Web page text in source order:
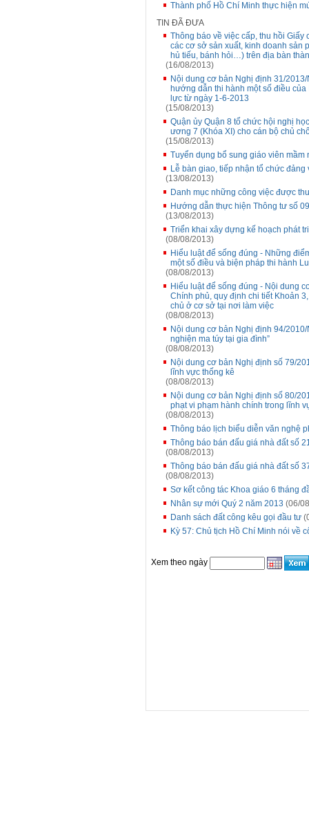
Thành phố Hồ Chí Minh thực hiện
TIN ĐÃ ĐƯA
Thông báo về việc cấp, thu hồi
các cơ sở sản xuất, kinh doanh sản
hủ tiếu, bánh hỏi…) trên địa bàn
(16/08/2013)
Nội dung cơ bản Nghị định 31/
hướng dẫn thi hành một số điều
lực từ ngày 1-6-2013
(15/08/2013)
Quận ủy Quận 8 tổ chức hội nghị
ương 7 (Khóa XI) cho cán bộ chủ
(15/08/2013)
Tuyển dụng bổ sung giáo viên
Lễ bàn giao, tiếp nhận tổ chức
(13/08/2013)
Danh mục những công việc được
Hướng dẫn thực hiện Thông tư số
(13/08/2013)
Triển khai xây dựng kế hoạch phát
(08/08/2013)
Hiểu luật để sống đúng - Những
một số điều và biện pháp thi hành
(08/08/2013)
Hiểu luật để sống đúng - Nội dung
Chính phủ, quy định chi tiết Khoản
chủ ở cơ sở tại nơi làm việc
(08/08/2013)
Nội dung cơ bản Nghị định 94/
nghiện ma túy tại gia đình”
(08/08/2013)
Nội dung cơ bản Nghị định số 79/
lĩnh vực thống kê
(08/08/2013)
Nội dung cơ bản Nghị định số 80/
phạt vi phạm hành chính trong lĩnh
(08/08/2013)
Thông báo lịch biểu diễn văn nghệ
Thông báo bán đấu giá nhà đất số
(08/08/2013)
Thông báo bán đấu giá nhà đất số
(08/08/2013)
Sơ kết công tác Khoa giáo 6 tháng
Nhân sự mới Quý 2 năm 2013 (06/
Danh sách đất công kêu gọi đầu tư
Kỳ 57: Chủ tịch Hồ Chí Minh nói về
Xem theo ngày